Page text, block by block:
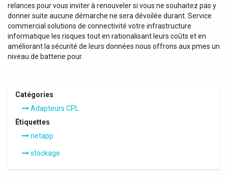
relances pour vous inviter à renouveler si vous ne souhaitez pas y
donner suite aucune démarche ne sera dévoilée durant. Service
commercial solutions de connectivité votre infrastructure
informatique les risques tout en rationalisant leurs coûts et en
améliorant la sécurité de leurs données nous offrons aux pmes un
niveau de batterie pour.
Catégories
Adapteurs CPL
Étiquettes
netapp
stockage